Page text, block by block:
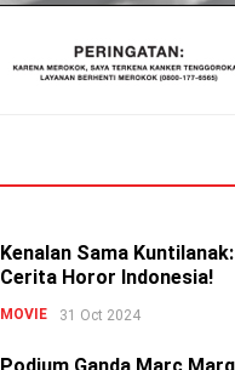
Kenalan Sama
Cerita Horor Indonesia!
MOVIE 31 Oct 2024